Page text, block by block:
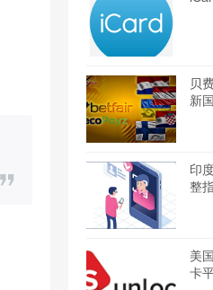
贝
新
印
整
美
卡